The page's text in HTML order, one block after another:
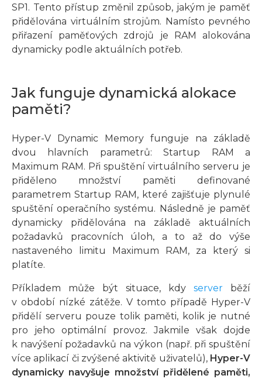
SP1. Tento přístup změnil způsob, jakým je paměť
přidělována virtuálním strojům. Namísto pevného
přiřazení paměťových zdrojů je RAM alokována
dynamicky podle aktuálních potřeb.
Jak funguje dynamická alokace
paměti?
Hyper-V Dynamic Memory funguje na základě
dvou hlavních parametrů: Startup RAM a
Maximum RAM. Při spuštění virtuálního serveru je
přiděleno množství paměti definované
parametrem Startup RAM, které zajišťuje plynulé
spuštění operačního systému. Následně je paměť
dynamicky přidělována na základě aktuálních
požadavků pracovních úloh, a to až do výše
nastaveného limitu Maximum RAM, za který si
platíte.
Příkladem může být situace, kdy server běží
v období nízké zátěže. V tomto případě Hyper-V
přidělí serveru pouze tolik paměti, kolik je nutné
pro jeho optimální provoz. Jakmile však dojde
k navýšení požadavků na výkon (např. při spuštění
více aplikací či zvýšené aktivitě uživatelů), Hyper-V
dynamicky navyšuje množství přidělené paměti,